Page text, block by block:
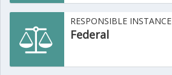
RESPONSIBLE INSTANCE
Federal